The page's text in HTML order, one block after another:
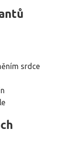
srdce